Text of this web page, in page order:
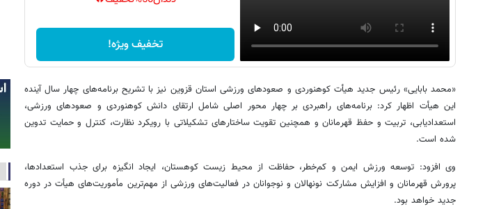
تخفیف ویژه!
«محمد بابایی» رئیس جدید هیأت کوهنوردی و صعودهای ورزشی استان قزوین نیز با تشریح برنامه‌های چهار سال آینده
این هیأت اظهار کرد: برنامه‌های راهبردی بر چهار محور اصلی شامل ارتقای دانش کوهنوردی و صعودهای ورزشی،
استعدادیابی، تربیت و حفظ قهرمانان و همچنین تقویت ساختارهای تشکیلاتی با رویکرد نظارت، کنترل و حمایت تدوین
شده است.
وی افزود: توسعه ورزش ایمن و کم‌خطر، حفاظت از محیط زیست کوهستان، ایجاد انگیزه برای جذب استعدادها،
پرورش قهرمانان و افزایش مشارکت نونهالان و نوجوانان در فعالیت‌های ورزشی از مهم‌ترین مأموریت‌های هیأت در دوره
جدید خواهد بود.